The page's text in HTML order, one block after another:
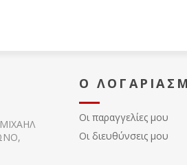
Ο
Οι παραγγελίες μου
Οι διευθύνσεις μου